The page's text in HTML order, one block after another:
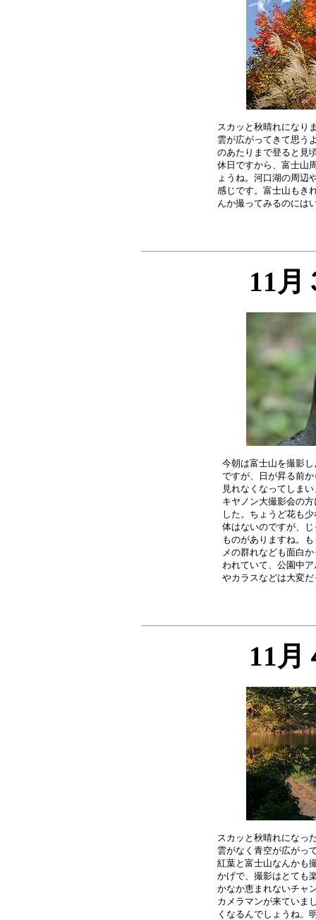
スカッと秋晴れになり
雲が広がってきて思う
のあたりまで登ると見
休日ですから、富士山
ょうね。河口湖の周辺
感じです。富士山もき
11月
今朝は富士山を撮影
ですが、日が昇る前
見れなくなってしま
キヤノン大撮影会の
した。ちょうど花も
体はないのですが、
ものがありますね。
メの群れなども面白
われていて、公園中
11月
スカッと秋晴れになっ
雲がなく青空が広がっ
紅葉と富士山なんかも
かげで、撮影はとても
かなか恵まれないチャ
カメラマンが来ていま
くなるんでしょうね。